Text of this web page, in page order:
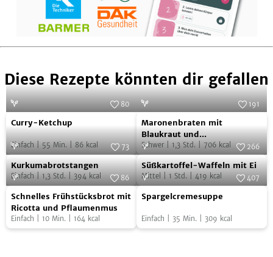
Diese Rezepte könnten dir gefallen
Curry-
Ketchup
80
Curry-Ketchup
Einfach 55 Min. 86 kcal
Maronenbraten
mit
Blaukraut
und
Rosenkohlsauce
Foto:
191
Maronenbraten mit
Blaukraut und
Rosenkohlsauce
Schwer| 1,3 Std. 706 kcal
Kurkumabrotstangen
Foto:SevenCooks
73
Kurkumabrotstangen
Einfach 1,3 Std. 394 kcal
Süßkartoffel-
Waffeln
mit
Foto:SevenCooks
266
Süßkartoffel-Waffeln mit Ei
Mittel 1 Std. 419 kcal
Schnelles
Frühstücksbrot
mit
Foto: SevenCooks
86
Schnelles Frühstücksbrot mit
Ricotta und Pflaumenmus
Einfach 10 Min. 164 kcal
Spargelcremesuppe
407
Spargelcremesuppe
Einfach 35 Min. 309 kcal